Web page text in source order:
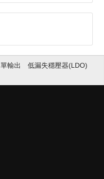
單輸出 低漏失穩壓器(LDO)